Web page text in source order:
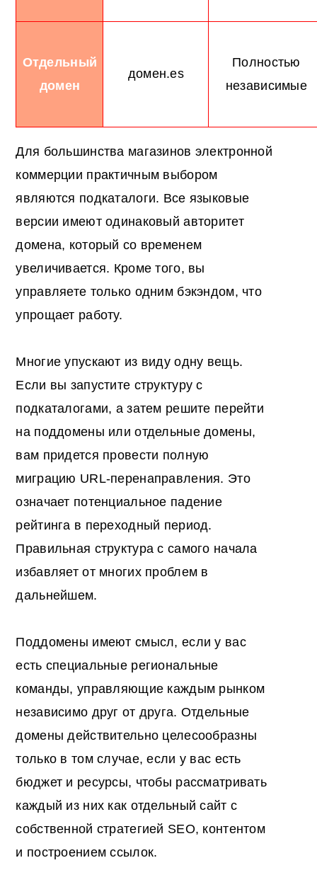
Отдельный
домен
домен.es
Полностью
независимые
Для большинства магазинов электронной
коммерции практичным выбором
являются подкаталоги. Все языковые
версии имеют одинаковый авторитет
домена, который со временем
увеличивается. Кроме того, вы
управляете только одним бэкэндом, что
упрощает работу.
Многие упускают из виду одну вещь.
Если вы запустите структуру с
подкаталогами, а затем решите перейти
на поддомены или отдельные домены,
вам придется провести полную
миграцию URL-перенаправления. Это
означает потенциальное падение
рейтинга в переходный период.
Правильная структура с самого начала
избавляет от многих проблем в
дальнейшем.
Поддомены имеют смысл, если у вас
есть специальные региональные
команды, управляющие каждым рынком
независимо друг от друга. Отдельные
домены действительно целесообразны
только в том случае, если у вас есть
бюджет и ресурсы, чтобы рассматривать
каждый из них как отдельный сайт с
собственной стратегией SEO, контентом
и построением ссылок.